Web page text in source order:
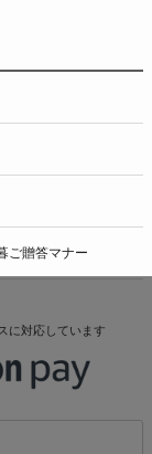
ご贈答マナー
に対応しています